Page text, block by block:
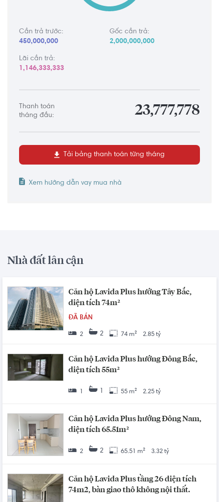
Cần trả trước:
450,000,000
Gốc cần trả:
2,000,000,000
Lãi cần trả:
1,146,333,333
Thanh toán
tháng đầu:
23,777,778
Tải bảng thanh toán từng tháng
Xem hướng dẫn vay mua nhà
Nhà đất lân cận
Căn hộ Lavida Plus hướng Tây Bắc,
diện tích 74m²
ĐÃ BÁN
2 2 74 m² 2.85 tỷ
Căn hộ Lavida Plus hướng Đông Bắc,
diện tích 55m²
1 55 m² 2.25 tỷ
Căn hộ Lavida Plus hướng Đông Nam,
diện tích 65.51m²
2 2 65.51 m² 3.32 tỷ
Căn hộ Lavida Plus tầng 26 diện tích
74m2, bàn giao thô không nội thất.